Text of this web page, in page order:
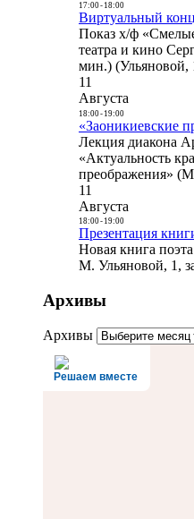
17:00- 18:00
Виртуальный
Показ х/ф
театра и кино
мин.) (Ульяновой,
11
Августа
18:00- 19:00
«Заоникиевские
Лекция диакона
«Актуальность
преображения»
11
Августа
18:00- 19:00
Презентация
Новая книга
М. Ульяновой, 1,
Архивы
Архивы
Решаем вместе